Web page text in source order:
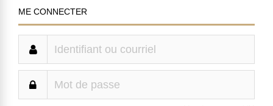
ME CONNECTER